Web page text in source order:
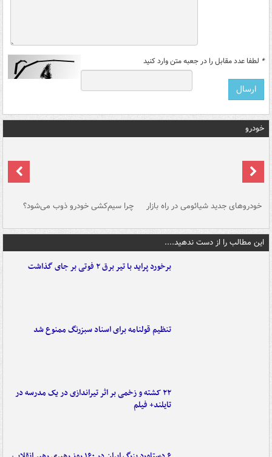
* لطفا عدد مقابل را در جعبه متن وارد کنید
خودرو
خودروهای جدید شیائومی در راه بازار چرا سیم‌کشی خودرو ذوب می‌شود؟
این مطالب را از دست ندهید....
برخورد پراید با تیر برق ۲ فوتی بر جای گذاشت
تنظیم قولنامه برای اسناد سبزرنگ ممنوع شد
۲۲ کشته و زخمی بر اثر تیراندازی در یک مدرسه در
تایلند+ فیلم